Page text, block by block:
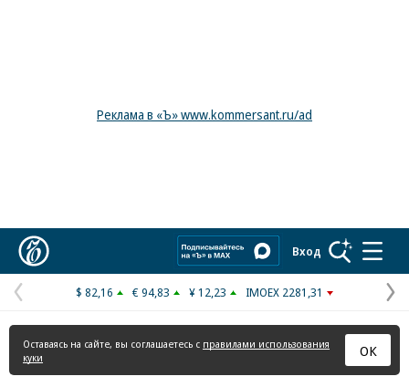
Реклама в «Ъ» www.kommersant.ru/ad
Вход
Предыдущая
страница
$ 82,16 € 94,83 ¥ 12,23 IMOEX 2281,31
Оставаясь на сайте, вы соглашаетесь с правилами использования
куки
ОК